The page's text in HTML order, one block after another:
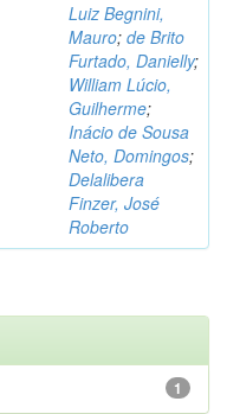
Luiz Begnini,
Mauro; de Brito
Furtado, Danielly;
William Lúcio,
Guilherme;
Inácio de Sousa
Neto, Domingos;
Delalibera
Finzer, José
Roberto
1